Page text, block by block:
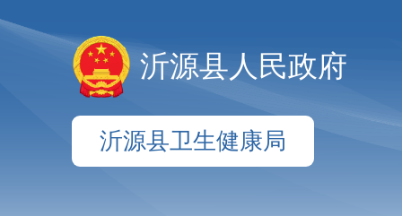
沂源县人民政府
沂源县卫生健康局